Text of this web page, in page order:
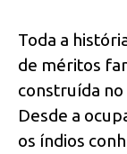
Toda a
de méritos
construída
Desde a
os índios